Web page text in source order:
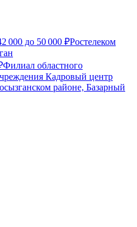
000 до 50 000 ₽Ростелеком
Филиал областного
Кадровый центр
районе, Базарный